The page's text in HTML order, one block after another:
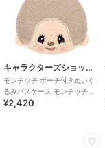
キャラクターズショップ ラフラフ
モンチッチ ポーチ付きぬいぐ
るみパスケース モンチッチく
ん
¥2,420